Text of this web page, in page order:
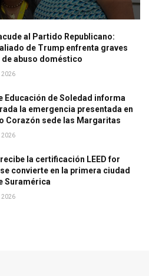
al Partido Republicano:
de Trump enfrenta graves
abuso doméstico
2026
Educación de Soledad informa
la emergencia presentada en
Corazón sede las Margaritas
2026
la certificación LEED for
convierte en la primera ciudad
Suramérica
2026